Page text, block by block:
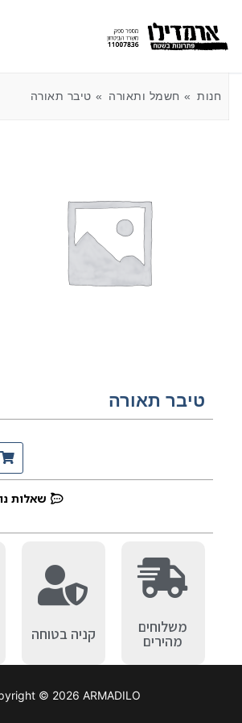
חנות חשמל ותאורה טיבר תאורה
טיבר תאורה
שאלות
משלוחים
מהירים קניה בטוחה
© 2026 ARMADILO